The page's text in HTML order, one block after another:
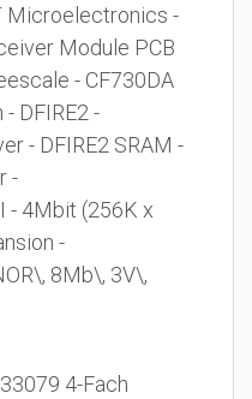
Microelectronics -
Module PCB
- CF730DA
DFIRE2 -
- DFIRE2 SRAM -
-
- 4Mbit (256K x
-
8Mb\, 3V\,
4-Fach